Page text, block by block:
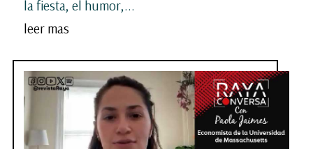
la fiesta, el humor,...
leer mas